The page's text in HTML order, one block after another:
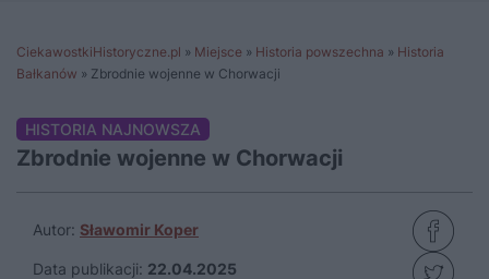
CiekawostkiHistoryczne.pl » Miejsce » Historia powszechna » Historia
Bałkanów » Zbrodnie wojenne w Chorwacji
HISTORIA NAJNOWSZA
Zbrodnie wojenne w Chorwacji
Autor: Sławomir Koper
Data publikacji: 22.04.2025